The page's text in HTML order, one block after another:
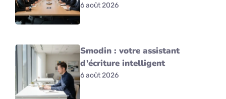
6 août 2026
Smodin : votre assistant
d’écriture intelligent
6 août 2026